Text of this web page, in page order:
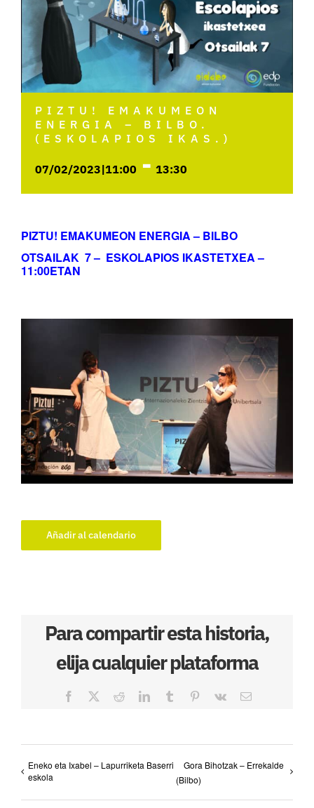
PIZTU! EMAKUMEON
ENERGIA – BILBO.
(ESKOLAPIOS IKAS.)
07/02/2023|11:00 - 13:30
PIZTU! EMAKUMEON ENERGIA – BILBO
OTSAILAK 7 – ESKOLAPIOS IKASTETXEA –
11:00ETAN
Añadir al calendario
Para compartir esta historia,
elija cualquier plataforma
Facebook RedditLinkedInTumblr Pinterest
Vk
Correo
Eneko eta Ixabel – Lapurriketa Baserri
eskola
Gora Bihotzak – Errekalde
(Bilbo)